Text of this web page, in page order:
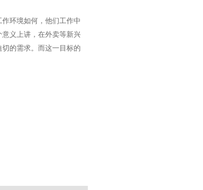
环境如何，他们工作中
义上讲，在外卖等新兴
的需求。而这一目标的